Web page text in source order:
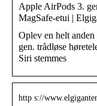
Apple AirPods 3.
MagSafe-etui |
Oplev en helt
gen. trådløse
Siri stemmes
http s://